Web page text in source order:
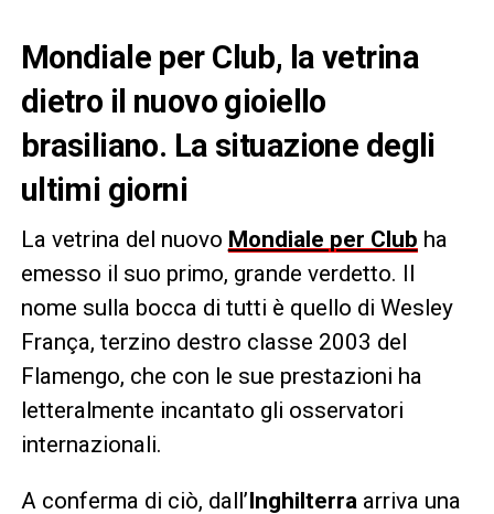
Mondiale per Club, la vetrina
dietro il nuovo gioiello
brasiliano. La situazione degli
ultimi giorni
La vetrina del nuovo Mondiale per Club ha
emesso il suo primo, grande verdetto. Il
nome sulla bocca di tutti è quello di Wesley
França, terzino destro classe 2003 del
Flamengo, che con le sue prestazioni ha
letteralmente incantato gli osservatori
internazionali.
A conferma di ciò, dall’Inghilterra arriva una